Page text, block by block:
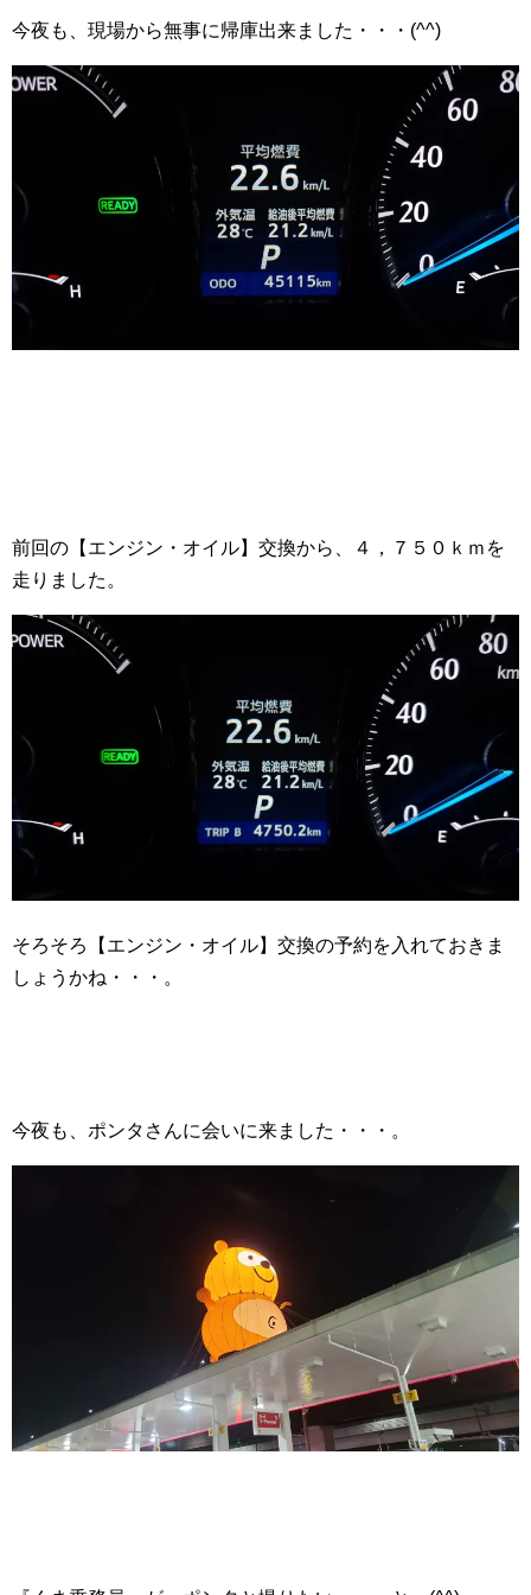
今夜も、現場から無事に帰庫出来ました・・・(^^)
前回の【エンジン・オイル】交換から、４，７５０ｋｍを
走りました。
そろそろ【エンジン・オイル】交換の予約を入れておきま
しょうかね・・・。
今夜も、ポンタさんに会いに来ました・・・。